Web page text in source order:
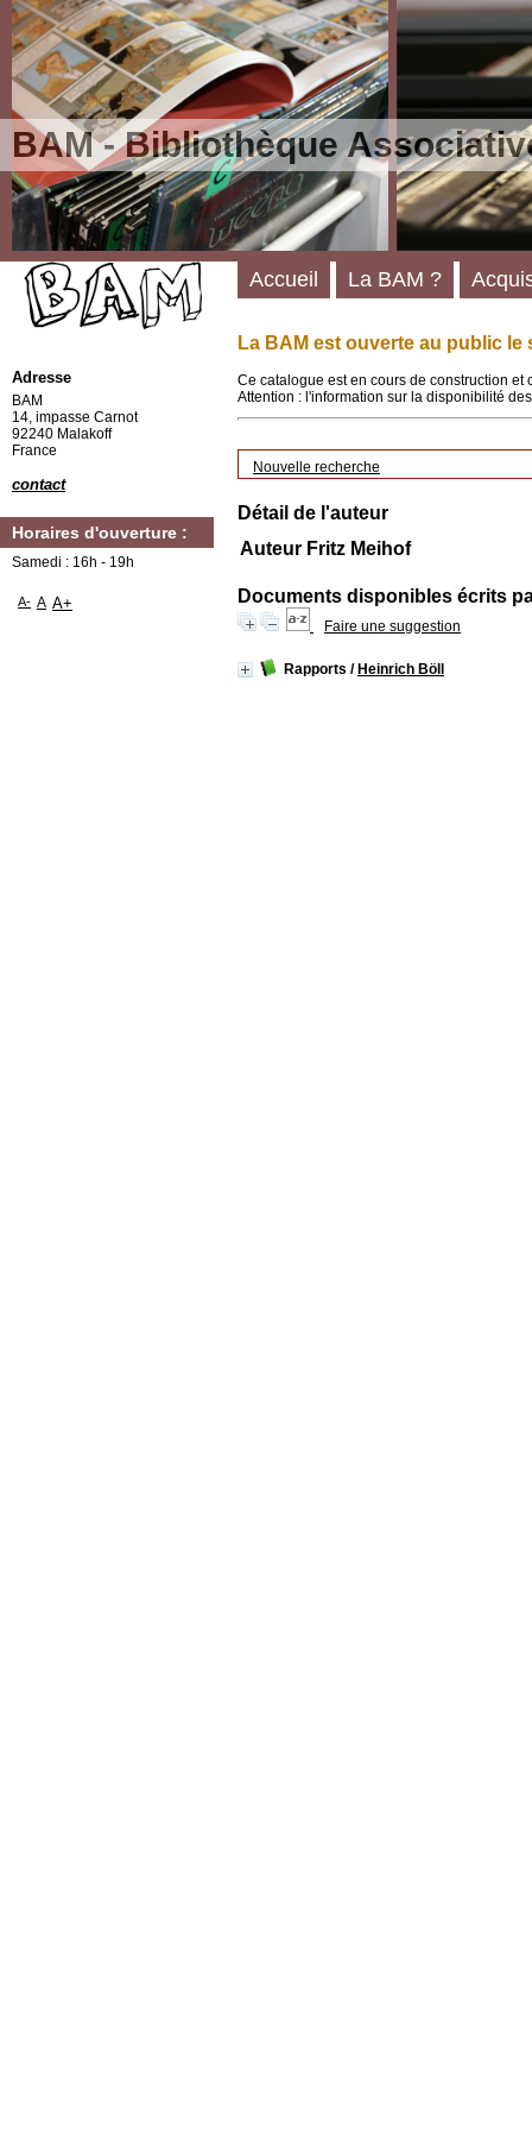
BAM - Bibliothèque
La BAM est ouverte au public le
Ce catalogue est en cours de construction
Attention : l'information sur la disponibilité
Nouvelle recherche
Détail de l'auteur
Auteur Fritz Meihof
Documents disponibles écrits
Faire une suggestion
Rapports / Heinrich Böll
Accueil La BAM ?
Adresse
BAM
14, impasse Carnot
92240 Malakoff
France
contact
Horaires d'ouverture :
Samedi : 16h - 19h
A- A A+